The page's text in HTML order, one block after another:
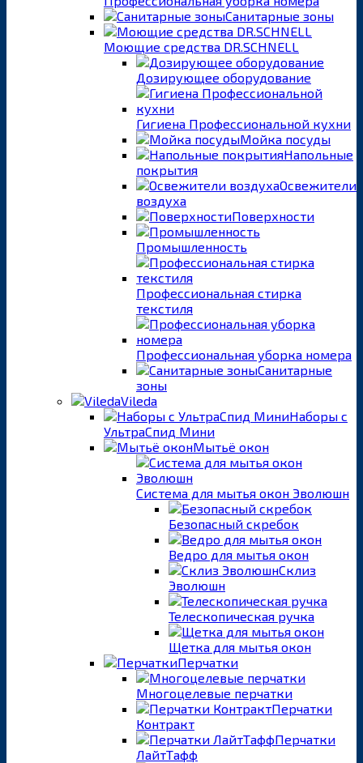
Санитарные зоны
Моющие средства DR.SCHNELL
Дозирующее оборудование
Гигиена Профессиональной кухни
Мойка посуды
Напольные
покрытия
Освежители
воздуха
Поверхности
Промышленность
Профессиональная стирка
текстиля
Профессиональная уборка номера
Санитарные
зоны
Vileda
Наборы с
УльтраСпид Мини
Мытьё окон
Система для мытья окон Эволюшн
Безопасный скребок
Ведро для мытья окон
Склиз
Эволюшн
Телескопическая ручка
Щетка для мытья окон
Перчатки
Многоцелевые перчатки
Перчатки
Контракт
Перчатки
ЛайтТафф